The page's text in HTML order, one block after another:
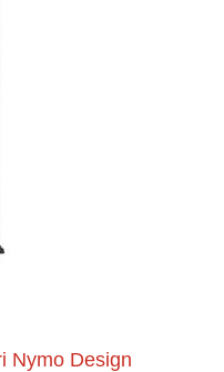
Nymo Design